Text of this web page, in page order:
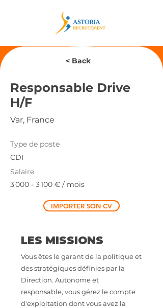
< Back
Responsable Drive
H/F
Var, France
Type de poste
CDI
Salaire
3 000 - 3 100 € / mois
IMPORTER SON CV
LES MISSIONS
Vous êtes le garant de la politique et
des stratégiques définies par la
Direction. Autonome et
responsable, vous gérez le compte
d'exploitation dont vous avez la